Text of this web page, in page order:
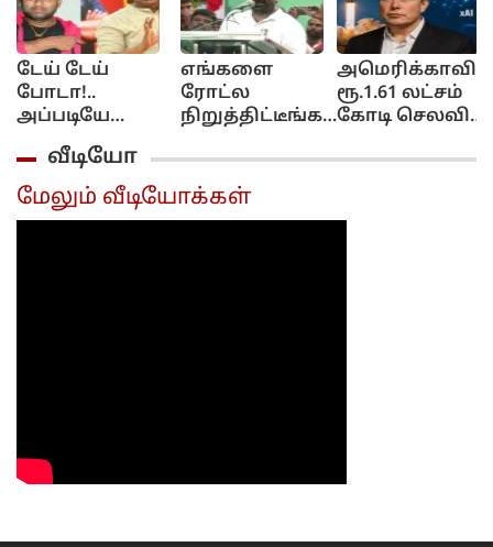
டேய் டேய்
போடா!..
அப்படியே
கிழிச்சிட்டாலும்!.
கூல் சுரேஷுக்கு
சீமான் பதிலடி!...
எங்களை
ரோட்ல
நிறுத்திட்டீங்க!..
கோட்டைக்கு
அனுப்பிட்டீங்க!.
சீமான் கோபம்!..
ரூ.1.61 லட்சம்
கோடி செலவில்
எலன் மஸ்க்
வீடியோ
மேலும் வீடியோக்கள்